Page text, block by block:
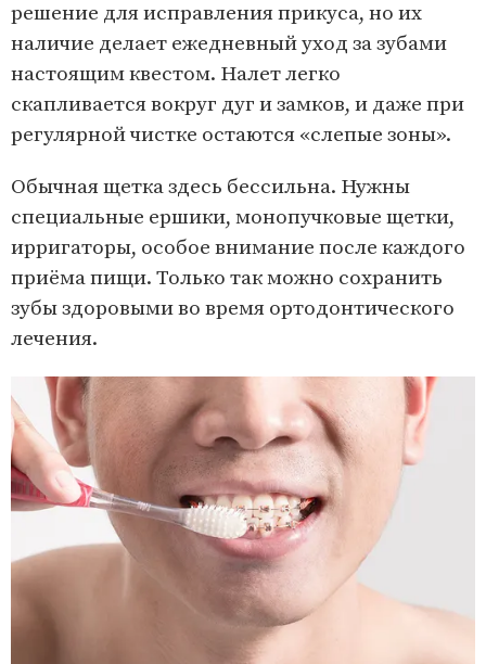
решение для исправления прикуса, но их
наличие делает ежедневный уход за зубами
настоящим квестом. Налет легко
скапливается вокруг дуг и замков, и даже при
регулярной чистке остаются «слепые зоны».
Обычная щетка здесь бессильна. Нужны
специальные ершики, монопучковые щетки,
ирригаторы, особое внимание после каждого
приёма пищи. Только так можно сохранить
зубы здоровыми во время ортодонтического
лечения.